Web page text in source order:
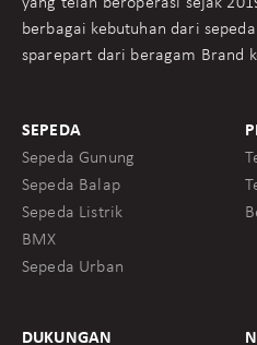
berbagai kebutuhan dari
sparepart dari beragam Brand
SEPEDA
Sepeda Gunung
Sepeda Balap
Sepeda Listrik
BMX
Sepeda Urban
DUKUNGAN